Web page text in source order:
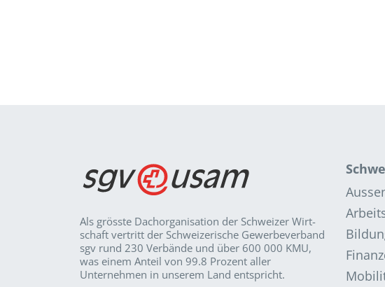
Als grösste Dachorganisation der Schweizer Wirt­
schaft vertritt der Schweizerische Gewerbeverband
sgv rund 230 Verbände und über 600 000 KMU,
was einem Anteil von 99.8 Prozent aller
Unternehmen in unserem Land entspricht.